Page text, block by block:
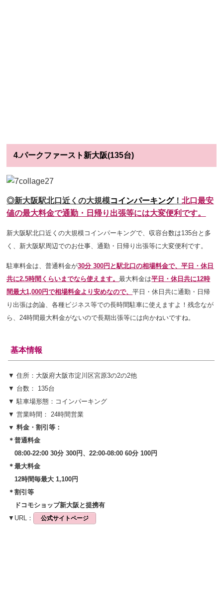
4.パークファースト新大阪(135台)
◎新大阪駅北口近くの大規模コインパーキング！北口最安
値の最大料金で通勤・日帰り出張等には大変便利です。
新大阪駅北口近くの大規模コインパーキングで、収容台数は135台と多
く 、新大阪駅周辺でのお仕事、通勤・日帰り出張等に大変便利です。
駐車料金は、普通料金が30分 300円と駅北口の相場料金で、平日・休日
共に2.5時間 くらいまでなら使えます。最大料金は平日・休日共に12時
間最大1,000円で相場料金より安めなので、平日・休日共に通勤・日帰
り出張は勿論、各種ビジネス等での長時間駐車に使えますよ！残念なが
ら、24時間最大料金がないので長期出張等には向かねいですね。
基本情報
▼ 住所：大阪府大阪市淀川区宮原3の2の2他
▼ 台数： 135台
▼ 駐車場形態：コインパーキング
▼ 営業時間： 24時間営業
▼ 料金・割引等：
＊普通料金
08:00-22:00 30分 300円、22:00-08:00 60分 100円
＊最大料金
12時間毎最大 1,100円
＊割引等
ドコモショップ新大阪と提携有
▼URL：
公式サイトページ